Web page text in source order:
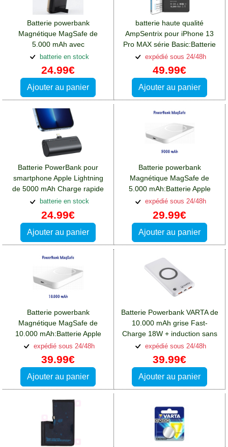
Batterie powerbank
Magnétique MagSafe de
5.000 mAh avec
béquille:Batterie Apple iPhone
13 Pro Max
batterie en stock
24.99€
Ajouter au panier
batterie haute qualité
AmpSentrix pour iPhone 13
Pro MAX série Basic:Batterie
Apple iPhone 13 Pro Max
expédié sous 24/48h
49.99€
Ajouter au panier
Batterie PowerBank pour
smartphone Apple Lightning
de 5000 mAh Charge rapide
20W:Batterie Apple iPhone 13
Pro Max
batterie en stock
24.99€
Ajouter au panier
Batterie powerbank
Magnétique MagSafe de
5.000 mAh:Batterie Apple
iPhone 13 Pro Max
expédié sous 24/48h
29.99€
Ajouter au panier
Batterie powerbank
Magnétique MagSafe de
10.000 mAh:Batterie Apple
iPhone 13 Pro Max
expédié sous 24/48h
39.99€
Ajouter au panier
Batterie Powerbank VARTA de
10.000 mAh grise Fast-
Charge 18W + induction sans
fil:Batterie Apple iPhone 13
Pro Max
expédié sous 24/48h
39.99€
Ajouter au panier